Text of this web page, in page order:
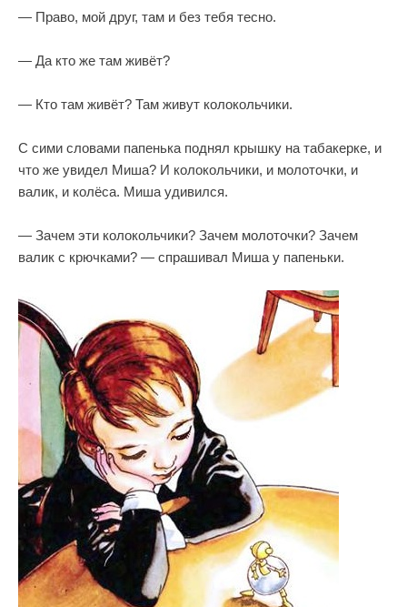
— Право, мой друг, там и без тебя тесно.
— Да кто же там живёт?
— Кто там живёт? Там живут колокольчики.
С сими словами папенька поднял крышку на табакерке, и
что же увидел Миша? И колокольчики, и молоточки, и
валик, и колёса. Миша удивился.
— Зачем эти колокольчики? Зачем молоточки? Зачем
валик с крючками? — спрашивал Миша у папеньки.